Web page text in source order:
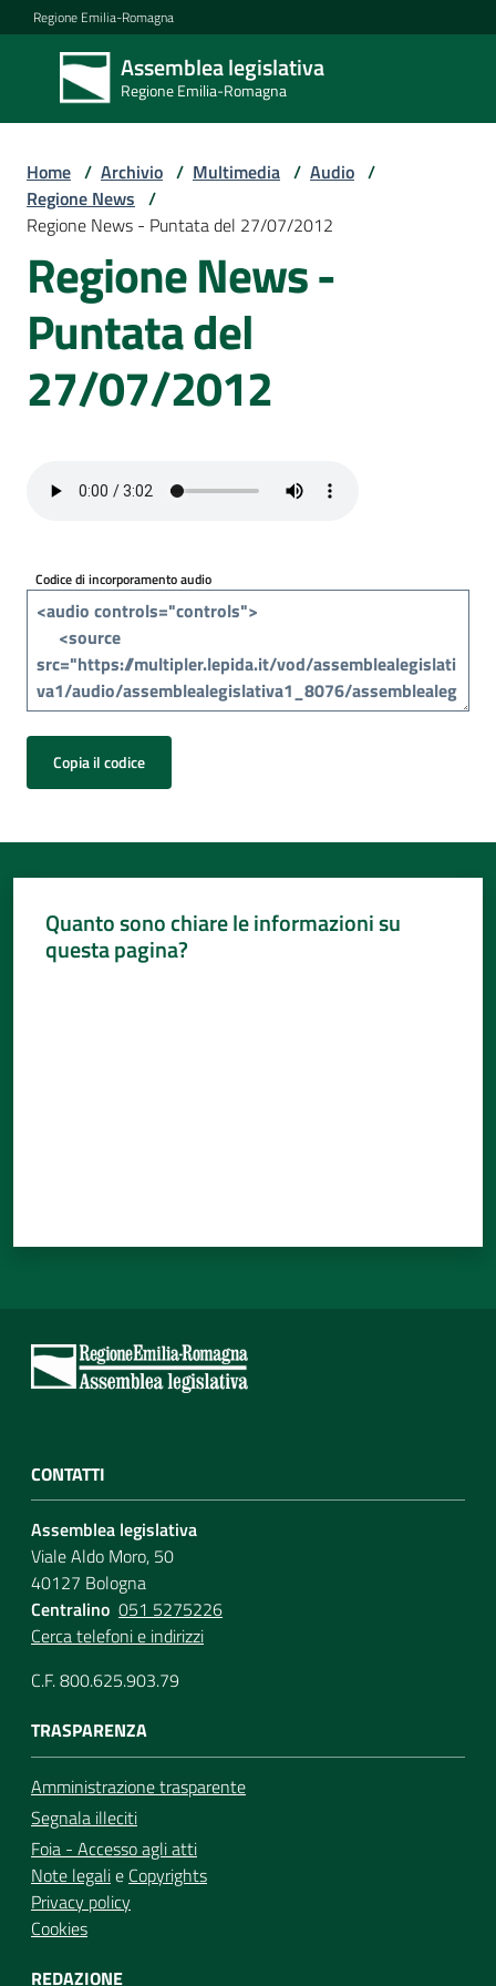
Vai al contenuto
Vai alla navigazione
Vai al footer
Regione Emilia-Romagna
Assemblea legislativa
Regione Emilia-Romagna
Assemblea
legislativa
Regione Emilia-
Assemblea
Attività
Argomenti
Per
Per
cittadini
Home / Archivio / Multimedia / Audio /
Regione News /
Regione News - Puntata del 27/07/2012
Regione News -
Puntata del
27/07/2012
Codice di incorporamento audio
Copia il codice
Quanto sono chiare le informazioni su
questa pagina?
CONTATTI
Assemblea legislativa
Viale Aldo Moro, 50
40127 Bologna
Centralino 051 5275226
Cerca telefoni e indirizzi
C.F. 800.625.903.79
TRASPARENZA
Amministrazione trasparente
Segnala illeciti
Foia - Accesso agli atti
Note legalie Copyrights
Privacy policy
Cookies
REDAZIONE